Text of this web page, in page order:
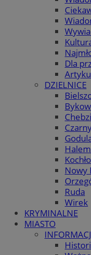
Dla
DZIELNICE
Nowy
Ruda
Wirek
KRYMINALNE
MIASTO